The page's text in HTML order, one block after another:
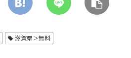
滋賀県＞無料